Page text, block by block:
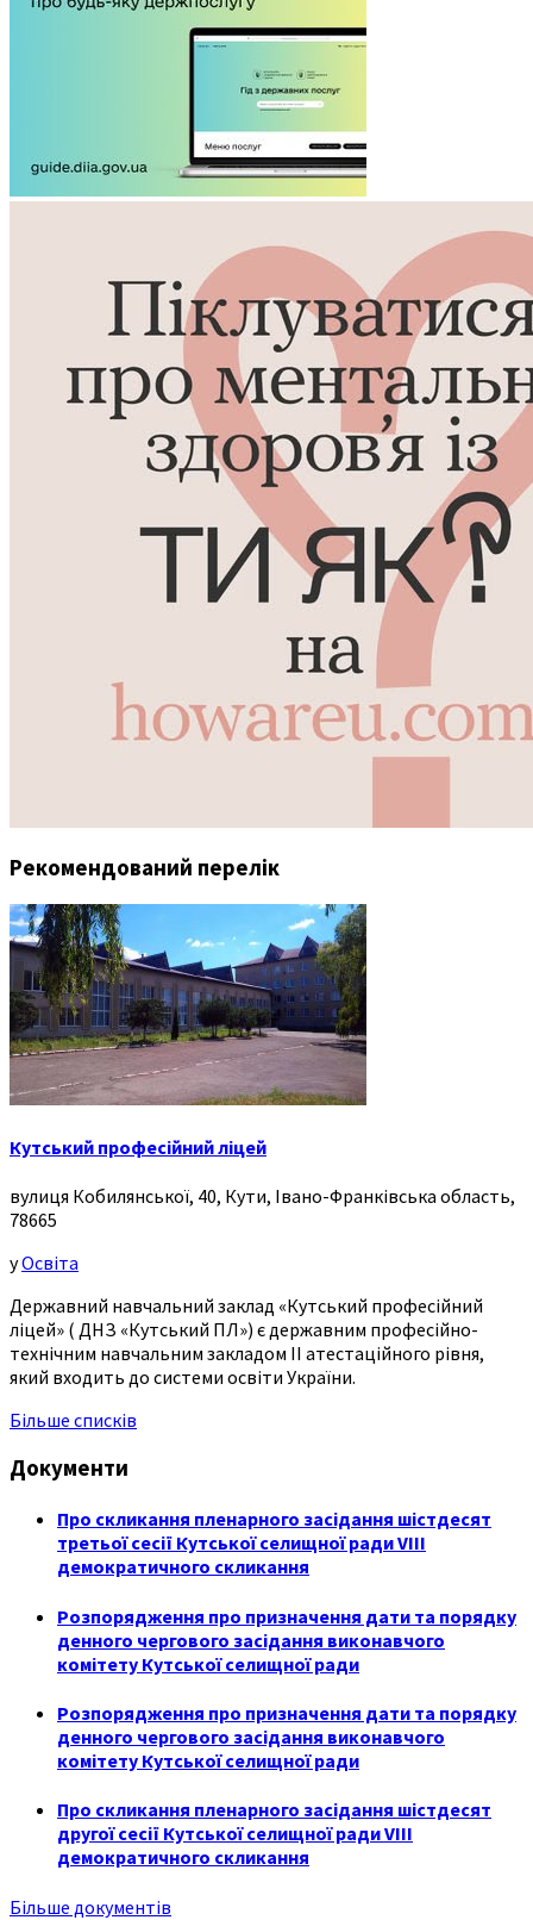
Рекомендований перелік
Кутський професійний ліцей
вулиця Кобилянської, 40, Кути, Івано-Франківська область,
78665
уОсвіта
Державний навчальний заклад «Кутський професійний
ліцей» ( ДНЗ «Кутський ПЛ») є державним професійно-
технічним навчальним закладом ІІ атестаційного рівня,
який входить до системи освіти України.
Більше списків
Документи
Про скликання пленарного засідання шістдесят
третьої сесії Кутської селищної ради VIII
демократичного скликання
Розпорядження про призначення дати та порядку
денного чергового засідання виконавчого
комітету Кутської селищної ради
Розпорядження про призначення дати та порядку
денного чергового засідання виконавчого
комітету Кутської селищної ради
Про скликання пленарного засідання шістдесят
другої сесії Кутської селищної ради VIII
демократичного скликання
Більше документів